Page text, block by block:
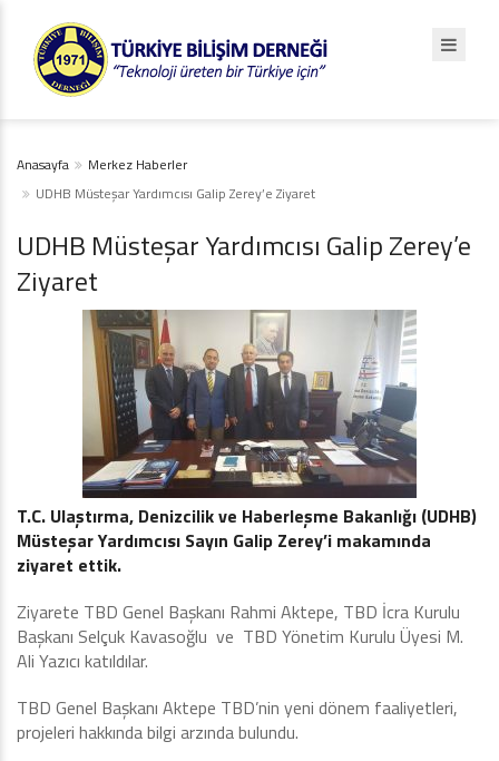
Anasayfa
Merkez Haberler
UDHB Müsteşar Yardımcısı Galip Zerey’e Ziyaret
UDHB Müsteşar Yardımcısı Galip Zerey’e
Ziyaret
T.C. Ulaştırma, Denizcilik ve Haberleşme Bakanlığı (UDHB)
Müsteşar Yardımcısı Sayın Galip Zerey’i makamında
ziyaret ettik.
Ziyarete TBD Genel Başkanı Rahmi Aktepe, TBD İcra Kurulu
Başkanı Selçuk Kavasoğlu ve TBD Yönetim Kurulu Üyesi M.
Ali Yazıcı katıldılar.
TBD Genel Başkanı Aktepe TBD’nin yeni dönem faaliyetleri,
projeleri hakkında bilgi arzında bulundu.